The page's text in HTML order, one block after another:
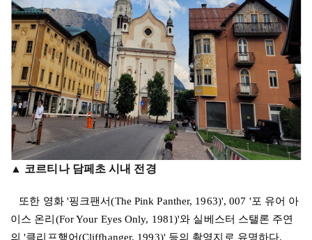
▲ 코르티나 담페초 시내 전경
또한 영화'핑크팬서(The Pink Panther, 1963)', 007 '포 유어 아
이스 온리 (For Your Eyes Only, 1981)'와 실베스터 스탤론 주연
의 '클리프행어(Cliffhanger, 1993)' 등의 촬영지로 유명하다.